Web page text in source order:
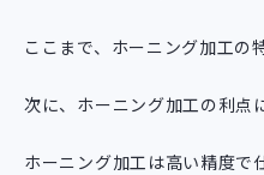
ここまで、ホーニング加工の
次に、ホーニング加工の利点
ホーニング加工は高い精度で